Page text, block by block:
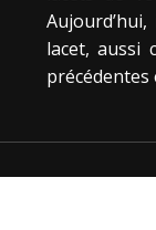
lacet, aussi
Bien plus